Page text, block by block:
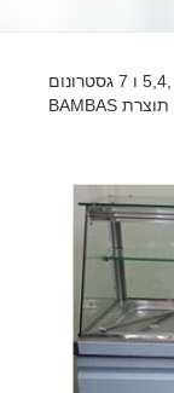
בן מרי קר 3 ,5,4 ו 7 גסטרונום
תוצרת BAMBAS